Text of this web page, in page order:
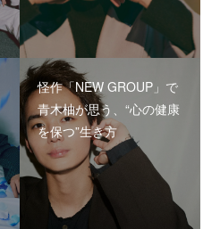
怪作「NEW GROUP」で
青木柚が思う、“心の健康
を保つ”生き方